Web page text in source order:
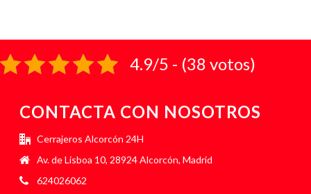
4.9/5 - (38 votos)
CONTACTA CON NOSOTROS
Cerrajeros Alcorcón 24H
Av. de Lisboa 10, 28924 Alcorcón, Madrid
624026062